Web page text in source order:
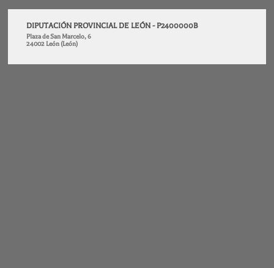
DIPUTACIÓN PROVINCIAL DE LEÓN - P2400000B
Plaza de San Marcelo, 6
24002 León (León)